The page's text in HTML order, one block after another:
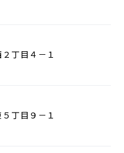
丁目４－１
丁目９－１